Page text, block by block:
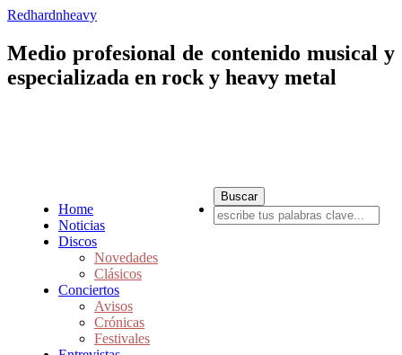
Redhardnheavy
Medio profesional de contenido musical y
especializada en rock y heavy metal
Home
Noticias
Discos
Novedades
Clásicos
Conciertos
Avisos
Crónicas
Festivales